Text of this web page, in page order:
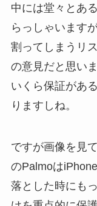
中には堂々とあ
らっしゃいます
割ってしまうリ
の意見だと思いま
いくら保証があ
りますしね。
ですが画像を見
のPalmoは
落とした時にも